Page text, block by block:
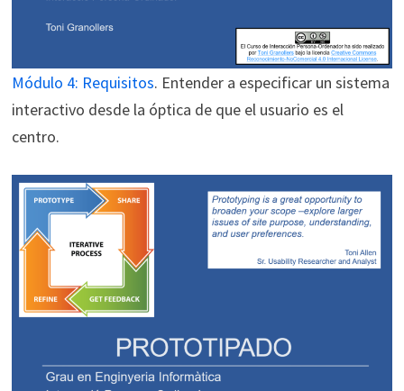
Módulo 4: Requisitos. Entender a especificar un sistema
interactivo desde la óptica de que el usuario es el
centro.